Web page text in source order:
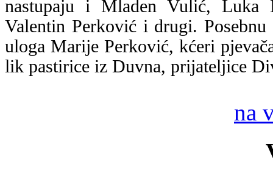
nastupaju i Mladen Vulić, Luka
Valentin Perković i drugi.
uloga Marije Perković, kćeri
lik pastirice iz Duvna, prijateljice
na